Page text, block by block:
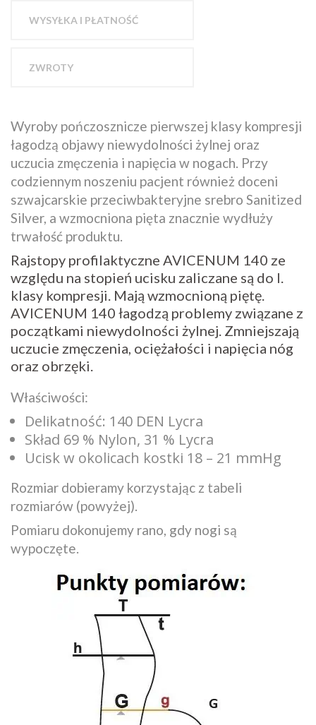
WYSYŁKA I PŁATNOŚĆ
ZWROTY
Wyroby pończosznicze pierwszej klasy kompresji
łagodzą objawy niewydolności żylnej oraz
uczucia zmęczenia i napięcia w nogach. Przy
codziennym noszeniu pacjent również doceni
szwajcarskie przeciwbakteryjne srebro Sanitized
Silver, a wzmocniona pięta znacznie wydłuży
trwałość produktu.
Rajstopy profilaktyczne AVICENUM 140 ze
względu na stopień ucisku zaliczane są do I.
klasy kompresji. Mają wzmocnioną piętę.
AVICENUM 140 łagodzą problemy związane z
początkami niewydolności żylnej. Zmniejszają
uczucie zmęczenia, ociężałości i napięcia nóg
oraz obrzęki.
Właściwości:
Delikatność: 140 DEN Lycra
Skład 69 % Nylon, 31 % Lycra
Ucisk w okolicach kostki 18 – 21 mmHg
Rozmiar dobieramy korzystając z tabeli
rozmiarów (powyżej).
Pomiaru dokonujemy rano, gdy nogi są
wypoczęte.